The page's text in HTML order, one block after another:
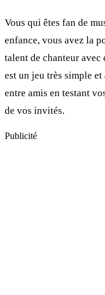
Vous qui êtes fan de
enfance, vous avez la
talent de chanteur avec
est un jeu très simple
entre amis en testant
de vos invités.
Publicité